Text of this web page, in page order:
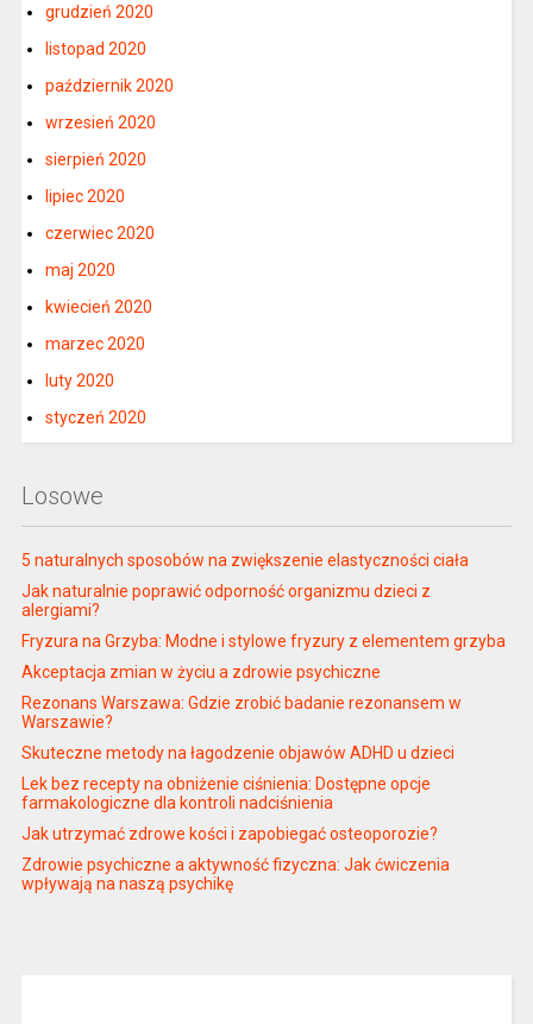
grudzień 2020
listopad 2020
październik 2020
wrzesień 2020
sierpień 2020
lipiec 2020
czerwiec 2020
maj 2020
kwiecień 2020
marzec 2020
luty 2020
styczeń 2020
Losowe
5 naturalnych sposobów na zwiększenie elastyczności ciała
Jak naturalnie poprawić odporność organizmu dzieci z
alergiami?
Fryzura na Grzyba: Modne i stylowe fryzury z elementem grzyba
Akceptacja zmian w życiu a zdrowie psychiczne
Rezonans Warszawa: Gdzie zrobić badanie rezonansem w
Warszawie?
Skuteczne metody na łagodzenie objawów ADHD u dzieci
Lek bez recepty na obniżenie ciśnienia: Dostępne opcje
farmakologiczne dla kontroli nadciśnienia
Jak utrzymać zdrowe kości i zapobiegać osteoporozie?
Zdrowie psychiczne a aktywność fizyczna: Jak ćwiczenia
wpływają na naszą psychikę